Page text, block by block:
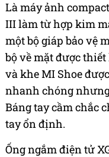
Là máy ảnh
III làm từ hợp kim
một bộ giáp bảo vệ
bộ về mặt được
và khe MI Shoe
nhanh chóng
Báng tay cầm chắc
tay ổn định.
Ống ngắm điện tử